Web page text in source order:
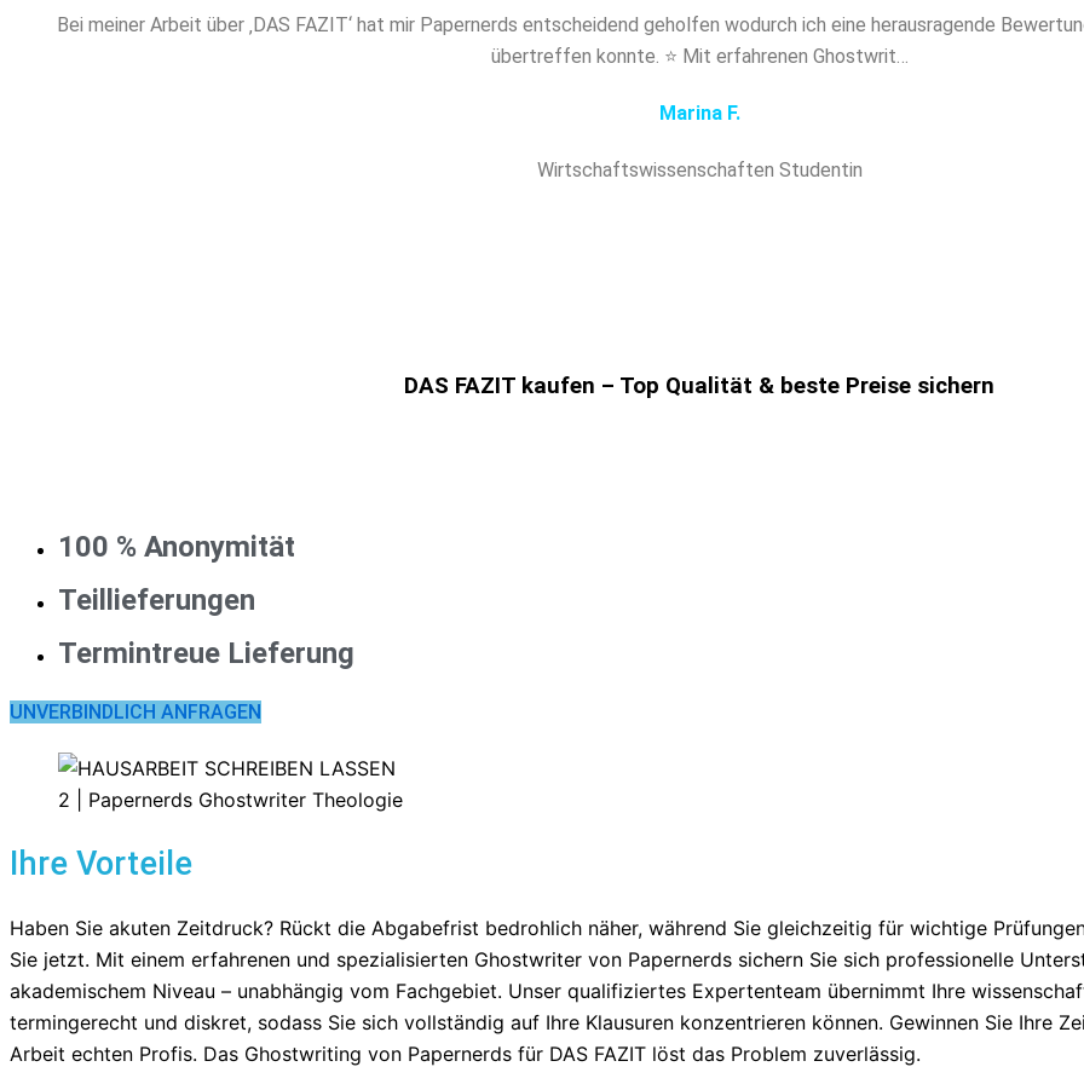
Bei meiner Arbeit über ‚DAS FAZIT‘ hat mir Papernerds entscheidend geholfen wodurch ich eine herausragende
übertreffen konnte. ⭐ Mit erfahrenen Ghostwrit…
Marina F.
Wirtschaftswissenschaften Studentin
DAS FAZIT kaufen – Top Qualität & beste Preise sichern
100 % Anonymität
Teillieferungen
Termintreue Lieferung
UNVERBINDLICH ANFRAGEN
Ihre Vorteile
Haben Sie akuten Zeitdruck? Rückt die Abgabefrist bedrohlich näher, während Sie gleichzeitig für wichtige
Sie jetzt. Mit einem erfahrenen und spezialisierten Ghostwriter von Papernerds sichern Sie sich professionelle
akademischem Niveau – unabhängig vom Fachgebiet. Unser qualifiziertes Expertenteam übernimmt Ihre
termingerecht und diskret, sodass Sie sich vollständig auf Ihre Klausuren konzentrieren können. Gewinnen Sie Ihre
Arbeit echten Profis. Das Ghostwriting von Papernerds für DAS FAZIT löst das Problem zuverlässig.